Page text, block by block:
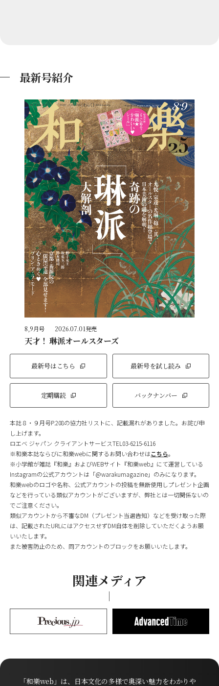
最新号紹介
8,9月号 2026.07.01発売
天才！ 琳派オールスターズ
最新号はこちら 最新号を試し読み
定期購読 バックナンバー
本誌８・９月号P.208の協力社リストに、記載漏れがありました。お詫び申
し上げます。
ロエベ ジャパン クライアントサービスTEL03-6215-6116
※和樂本誌ならびに和樂webに関するお問い合わせはこちら。
※小学館が雑誌『和樂』およびWEBサイト『和樂web』にて運営している
Instagramの公式アカウントは「@warakumagazine」のみになります。
和樂webのロゴや名称、公式アカウントの投稿を無断使用しプレゼント企画
などを行っている類似アカウントがございますが、弊社とは一切関係ないの
でご注意ください。
類似アカウントから不審なDM（プレゼント当選告知）などを受け取った際
は、記載されたURLにはアクセスせずDM自体を削除していただくようお願
いいたします。
また被害防止のため、同アカウントのブロックをお願いいたします。
関連メディア
「和樂web」は、日本文化の多様で奥深い魅力をわかりや